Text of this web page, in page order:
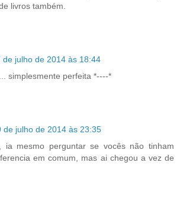
livros também.
de julho de 2014 às 18:44
simplesmente perfeita *----*
de julho de 2014 às 23:35
ia mesmo perguntar se vocês não tinham
em comum, mas ai chegou a vez de